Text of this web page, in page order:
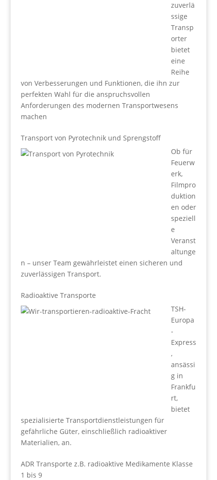
zuverlä
ssige
Transp
orter
bietet
eine
Reihe
von Verbesserungen und Funktionen, die ihn zur
perfekten Wahl für die anspruchsvollen
Anforderungen des modernen Transportwesens
machen
Transport von Pyrotechnik und Sprengstoff
Ob für
Feuerw
erk,
Filmpro
duktion
en oder
speziell
e
Veranst
altunge
n – unser Team gewährleistet einen sicheren und
zuverlässigen Transport.
Radioaktive Transporte
TSH-
Europa
-
Express
,
ansässi
g in
Frankfu
rt,
bietet
spezialisierte Transportdienstleistungen für
gefährliche Güter, einschließlich radioaktiver
Materialien, an.
ADR Transporte z.B. radioaktive Medikamente Klasse
1 bis 9